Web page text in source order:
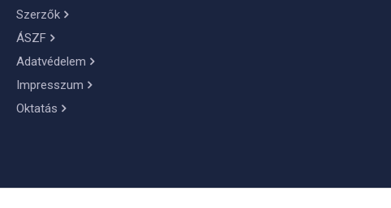
Szerzők
ÁSZF
Adatvédelem
Impresszum
Oktatás